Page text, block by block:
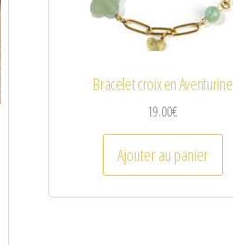
Bracelet croix en Aventurine
19.00€
Ajouter au panier